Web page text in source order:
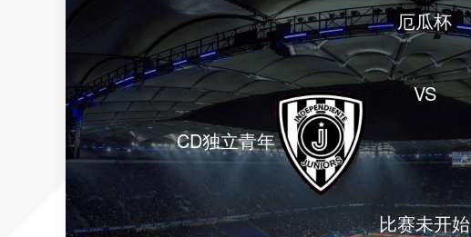
CD独立青年
厄瓜杯
VS
比赛未开始